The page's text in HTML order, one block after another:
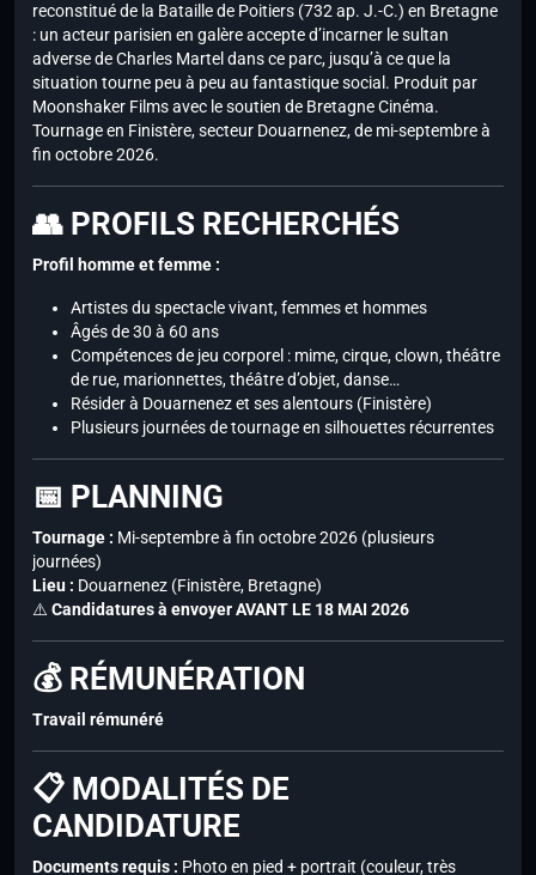
reconstitué de la Bataille de Poitiers (732 ap. J.-C.) en Bretagne
: un acteur parisien en galère accepte d’incarner le sultan
adverse de Charles Martel dans ce parc, jusqu’à ce que la
situation tourne peu à peu au fantastique social. Produit par
Moonshaker Films avec le soutien de Bretagne Cinéma.
Tournage en Finistère, secteur Douarnenez, de mi-septembre à
fin octobre 2026.
👥 PROFILS RECHERCHÉS
Profil homme et femme :
Artistes du spectacle vivant, femmes et hommes
Âgés de 30 à 60 ans
Compétences de jeu corporel : mime, cirque, clown, théâtre
de rue, marionnettes, théâtre d’objet, danse…
Résider à Douarnenez et ses alentours (Finistère)
Plusieurs journées de tournage en silhouettes récurrentes
📅 PLANNING
Tournage : Mi-septembre à fin octobre 2026 (plusieurs
journées)
Lieu : Douarnenez (Finistère, Bretagne)
⚠️ Candidatures à envoyer AVANT LE 18 MAI 2026
💰 RÉMUNÉRATION
Travail rémunéré
📋 MODALITÉS DE
CANDIDATURE
Documents requis : Photo en pied + portrait (couleur, très